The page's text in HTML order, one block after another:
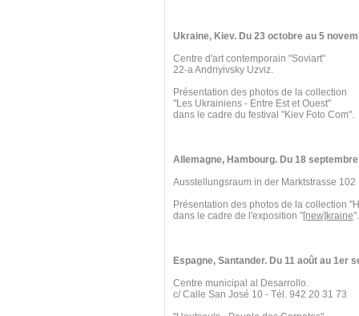
Ukraine, Kiev. Du 23 octobre au 5
Centre d'art contemporain "Soviart"
22-a Andriyivsky Uzviz.
Présentation des photos de la collection
"Les Ukrainiens - Entre Est et Ouest"
dans le cadre du festival "Kiev Foto Com".
Allemagne, Hambourg. Du 18
Ausstellungsraum in der Marktstrasse 102
Présentation des photos de la collection
dans le cadre de l'exposition "[new]kraine".
Espagne, Santander. Du 11 août au 1er
Centre municipal al Desarrollo.
c/ Calle San José 10 - Tél. 942 20 31 73